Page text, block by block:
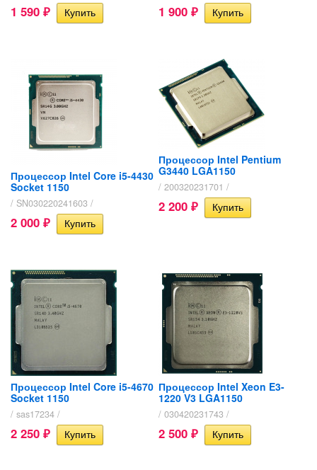
1 590 ₽ 1 900 ₽
Процессор Intel Core i5-4430
Socket 1150
/ SN030220241603 /
2 000 ₽
Процессор Intel Pentium
G3440 LGA1150
/ 200320231701 /
2 200 ₽
Процессор Intel Core i5-4670
Socket 1150
/ sas17234 /
2 250 ₽
Процессор Intel Xeon E3-
1220 V3 LGA1150
/ 030420231743 /
2 500 ₽